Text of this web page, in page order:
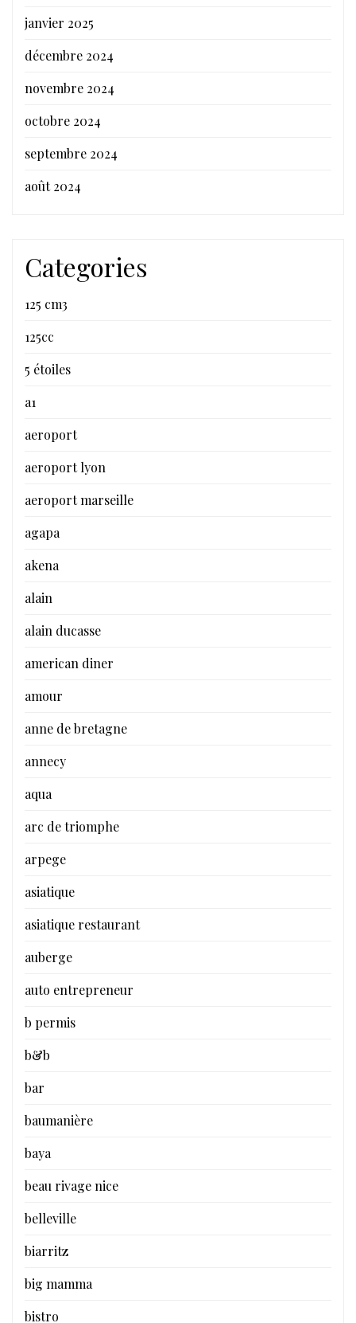
janvier 2025
décembre 2024
novembre 2024
octobre 2024
septembre 2024
août 2024
Categories
125 cm3
125cc
5 étoiles
a1
aeroport
aeroport lyon
aeroport marseille
agapa
akena
alain
alain ducasse
american diner
amour
anne de bretagne
annecy
aqua
arc de triomphe
arpege
asiatique
asiatique restaurant
auberge
auto entrepreneur
b permis
b&b
bar
baumanière
baya
beau rivage nice
belleville
biarritz
big mamma
bistro